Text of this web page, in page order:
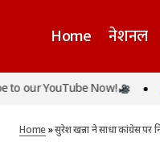
Home नेशनल
न्यूजीलैंड में बढ़ा कोरोना का
Now! Stay
Home»सुरेश खन्ना ने साधा कांग्रेस पर